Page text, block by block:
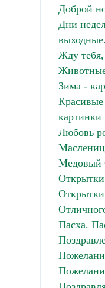
Доброй
Дни
Жду
Зима -
картинки
Любовь
Медовый
Пасха.